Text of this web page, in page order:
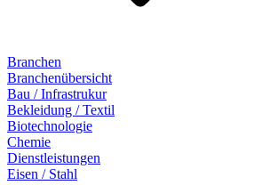
Branchen
Branchenübersicht
Bau / Infrastrukur
Bekleidung / Textil
Biotechnologie
Chemie
Dienstleistungen
Eisen / Stahl